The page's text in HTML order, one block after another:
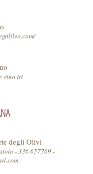
rino.it/
degli Olivi
- 336 657769 -